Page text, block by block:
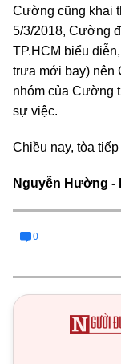
Cường cũng khai
5/3/2018, Cường
TP.HCM biểu
trưa mới bay) nên
nhóm của Cường
sự việc.
Chiều nay, tòa
Nguyễn Hường -
0